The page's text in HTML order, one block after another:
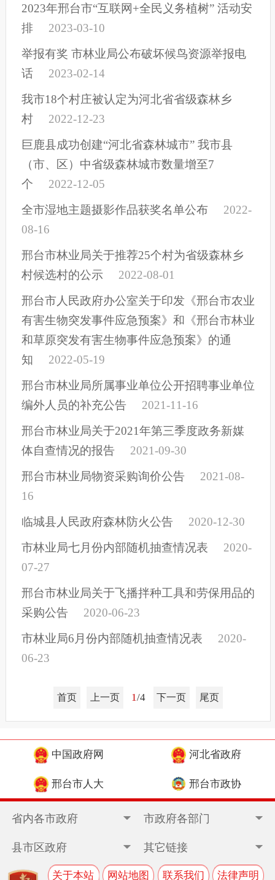
2023年邢台市“互联网+全民义务植树” 活动安
排
2023-03-10
举报有奖 市林业局公布破坏候鸟资源举报电
话
2023-02-14
我市18个村庄被认定为河北省省级森林乡
村
2022-12-23
巨鹿县成功创建“河北省森林城市” 我市县
（市、区）中省级森林城市数量增至7
个
2022-12-05
全市湿地主题摄影作品获奖名单公布
2022-
08-16
邢台市林业局关于推荐25个村为省级森林乡
村候选村的公示
2022-08-01
邢台市人民政府办公室关于印发《邢台市农业
有害生物突发事件应急预案》和《邢台市林业
和草原突发有害生物事件应急预案》的通
知
2022-05-19
邢台市林业局所属事业单位公开招聘事业单位
编外人员的补充公告
2021-11-16
邢台市林业局关于2021年第三季度政务新媒
体自查情况的报告
2021-09-30
邢台市林业局物资采购询价公告
2021-08-
16
临城县人民政府森林防火公告
2020-12-30
市林业局七月份内部随机抽查情况表
2020-
07-27
邢台市林业局关于飞播拌种工具和劳保用品的
采购公告
2020-06-23
市林业局6月份内部随机抽查情况表
2020-
06-23
首页 上一页 1/4 下一页 尾页
中国政府网 河北省政府
邢台市人大 邢台市政协
省内各市政府 市政府各部门
县市区政府 其它链接
关于本站 网站地图 联系我们 法律声明